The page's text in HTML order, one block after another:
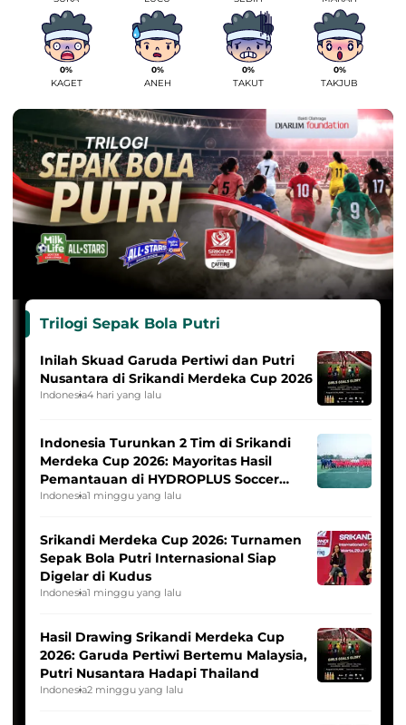
0%
KAGET
0%
ANEH
0%
TAKUT
0%
TAKJUB
Trilogi Sepak Bola Putri
Inilah Skuad Garuda Pertiwi dan Putri
Nusantara di Srikandi Merdeka Cup 2026
Indonesia4 hari yang lalu
Indonesia Turunkan 2 Tim di Srikandi
Merdeka Cup 2026: Mayoritas Hasil
Pemantauan di HYDROPLUS Soccer
League
Indonesia1 minggu yang lalu
Srikandi Merdeka Cup 2026: Turnamen
Sepak Bola Putri Internasional Siap
Digelar di Kudus
Indonesia1 minggu yang lalu
Hasil Drawing Srikandi Merdeka Cup
2026: Garuda Pertiwi Bertemu Malaysia,
Putri Nusantara Hadapi Thailand
Indonesia2 minggu yang lalu